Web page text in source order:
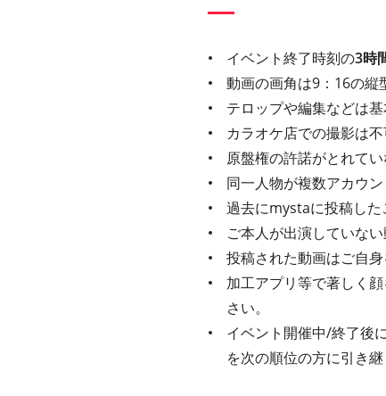
イベント終了時刻の3時
動画の画角は9：16の縦
テロップや編集などは
カラオケ店での撮影は不
原盤権の許諾がとれて
同一人物が複数アカウ
過去にmystaに投稿した
ご本人が出演していな
投稿された動画はご自
加工アプリ等で著しく
さい。
イベント開催中/終了後
を次の順位の方に引き継